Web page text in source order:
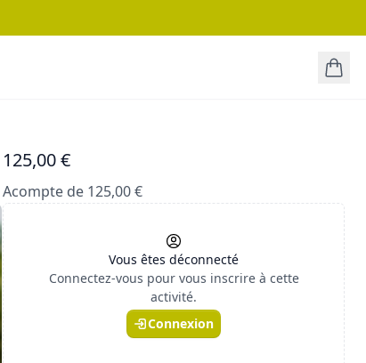
125,00 €
Acompte de 125,00 €
Vous êtes déconnecté
Connectez-vous pour vous inscrire à cette
activité.
Connexion